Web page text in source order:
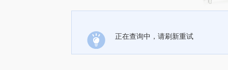
正在查询中，请刷新重试